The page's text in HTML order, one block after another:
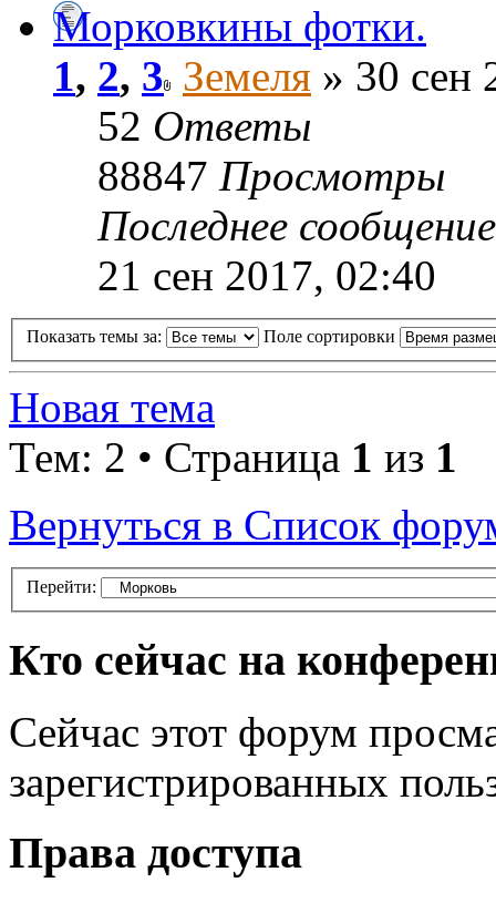
Морковкины фотки.
1, 2, 3 Земеля » 30 сен
52 Ответы
88847 Просмотры
Последнее
21 сен 2017, 02:40
Показать темы за: Поле сортировки
Новая тема
Тем: 2 • Страница 1 из 1
Вернуться в Список
Перейти:
Кто сейчас на
Сейчас этот форум
зарегистрированных
Права доступа